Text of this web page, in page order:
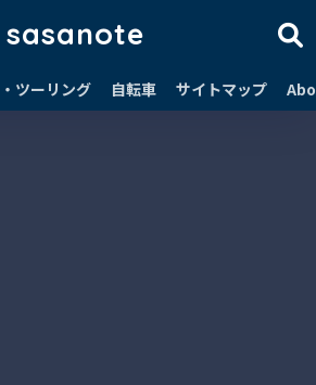
sasanote
ツーリング 自転車 サイトマップ